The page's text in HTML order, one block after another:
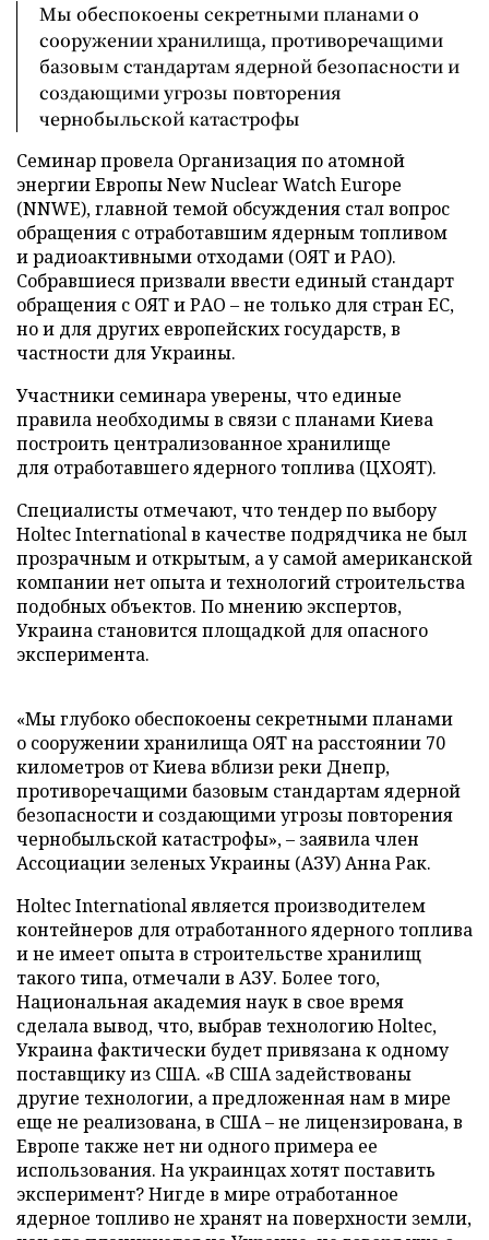
Мы обеспокоены секретными планами о
сооружении хранилища, противоречащими
базовым стандартам ядерной безопасности и
создающими угрозы повторения
чернобыльской катастрофы
Семинар провела Организация по атомной
энергии Европы New Nuclear Watch Europe
(NNWE), главной темой обсуждения стал вопрос
обращения с отработавшим ядерным топливом
и радиоактивными отходами (ОЯТ и РАО).
Собравшиеся призвали ввести единый стандарт
обращения с ОЯТ и РАО – не только для стран ЕС,
но и для других европейских государств, в
частности для Украины.
Участники семинара уверены, что единые
правила необходимы в связи с планами Киева
построить централизованное хранилище
для отработавшего ядерного топлива (ЦХОЯТ).
Специалисты отмечают, что тендер по выбору
Holtec International в качестве подрядчика не был
прозрачным и открытым, а у самой американской
компании нет опыта и технологий строительства
подобных объектов. По мнению экспертов,
Украина становится площадкой для опасного
эксперимента.
«Мы глубоко обеспокоены секретными планами
о сооружении хранилища ОЯТ на расстоянии 70
километров от Киева вблизи реки Днепр,
противоречащими базовым стандартам ядерной
безопасности и создающими угрозы повторения
чернобыльской катастрофы», – заявила член
Ассоциации зеленых Украины (АЗУ) Анна Рак.
Holtec International является производителем
контейнеров для отработанного ядерного топлива
и не имеет опыта в строительстве хранилищ
такого типа, отмечали в АЗУ. Более того,
Национальная академия наук в свое время
сделала вывод, что, выбрав технологию Holtec,
Украина фактически будет привязана к одному
поставщику из США. «В США задействованы
другие технологии, а предложенная нам в мире
еще не реализована, в США – не лицензирована, в
Европе также нет ни одного примера ее
использования. На украинцах хотят поставить
эксперимент? Нигде в мире отработанное
ядерное топливо не хранят на поверхности земли,